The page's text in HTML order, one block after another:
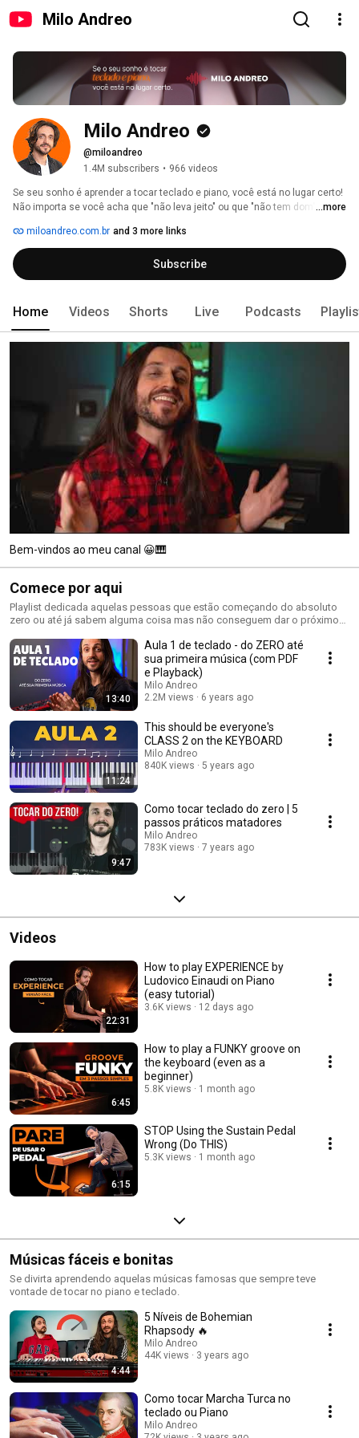
Milo Andreo
Milo Andreo
@miloandreo
1.4M subscribers • 966 videos
Se seu sonho é aprender a tocar teclado e piano, você está no lugar certo!
Não importa se você acha que "não leva jeito" ou que "não tem dom". Esse
aulas super fáceis de entender e sem enrolação. Você irá encontrar
músicas famosas que sempre teve vontade de tocar, muitos exercícios
para destravar suas mãos e melhorar sua coordenação motora, além
claro de dicas infalíveis que mudam completamente o seu jeito de tocar.
...more
miloandreo.com.br and 3 more links
Subscribe
Home Videos Shorts Live Podcasts
Bem-vindos ao meu canal 😀🎹
Comece por aqui
Playlist dedicada aquelas pessoas que estão começando do absoluto
zero ou até já sabem alguma coisa mas não conseguem dar o próximo
13:40
Aula 1 de teclado - do ZERO até
sua primeira música (com PDF
e Playback)
Milo Andreo
2.2M views
6 years ago
11:24
This should be everyone's
CLASS 2 on the KEYBOARD
Milo Andreo
840K views
5 years ago
9:47
Como tocar teclado do zero | 5
passos práticos matadores
Milo Andreo
783K views
7 years ago
Videos
22:31
How to play EXPERIENCE by
Ludovico Einaudi on Piano
(easy tutorial)
3.6K views 12 days ago
6:45
How to play a FUNKY groove on
the keyboard (even as a
beginner)
5.8K views 1 month ago
6:15
STOP Using the Sustain Pedal
Wrong (Do THIS)
5.3K views 1 month ago
Músicas fáceis e bonitas
Se divirta aprendendo aquelas músicas famosas que sempre teve
vontade de tocar no piano e teclado.
4:44
5 Níveis de Bohemian
Rhapsody 🔥
Milo Andreo
44K views
3 years ago
Como tocar Marcha Turca no
teclado ou Piano
Milo Andreo